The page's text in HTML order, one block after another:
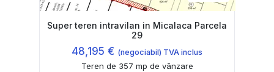
Super teren intravilan in Micalaca Parcela
29
48,195 € (negociabil) TVA inclus
Teren de 357 mp de vânzare